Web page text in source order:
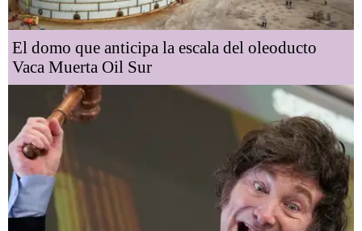
El domo que anticipa la escala del oleoducto
Vaca Muerta Oil Sur